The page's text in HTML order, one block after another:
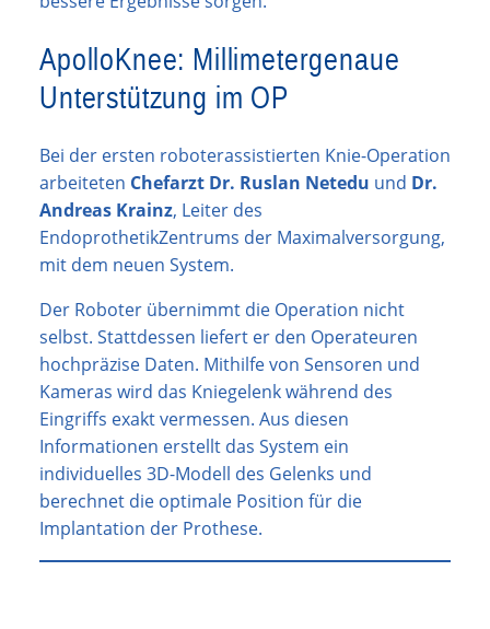
ApolloKnee: Millimetergenaue
Unterstützung im OP
Bei der ersten roboterassistierten Knie-Operation
arbeiteten Chefarzt Dr. Ruslan Netedu und Dr.
Andreas Krainz, Leiter des
EndoprothetikZentrums der Maximalversorgung,
mit dem neuen System.
Der Roboter übernimmt die Operation nicht
selbst. Stattdessen liefert er den Operateuren
hochpräzise Daten. Mithilfe von Sensoren und
Kameras wird das Kniegelenk während des
Eingriffs exakt vermessen. Aus diesen
Informationen erstellt das System ein
individuelles 3D-Modell des Gelenks und
berechnet die optimale Position für die
Implantation der Prothese.